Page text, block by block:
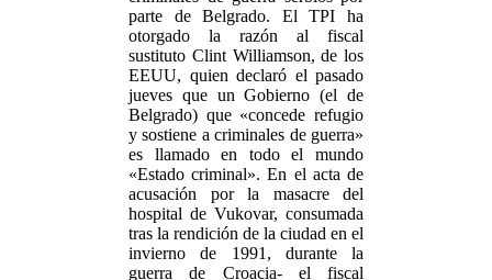
parte de Belgrado. El TPI ha
otorgado la razón al fiscal
sustituto Clint Williamson, de los
EEUU, quien declaró el pasado
jueves que un Gobierno (el de
Belgrado) que «concede refugio
y sostiene a criminales de guerra»
es llamado en todo el mundo
«Estado criminal». En el acta de
acusación por la masacre del
hospital de Vukovar, consumada
tras la rendición de la ciudad en el
invierno de 1991, durante la
guerra de Croacia- el fiscal